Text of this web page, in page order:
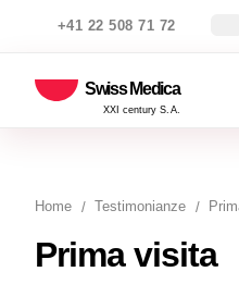
+41 22 508 71 72
Swiss Medica
XXI century S.A.
Home Testimonianze
Prima visita